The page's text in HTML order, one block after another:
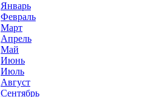
Январь
Февраль
Март
Апрель
Май
Июнь
Июль
Август
Сентябрь